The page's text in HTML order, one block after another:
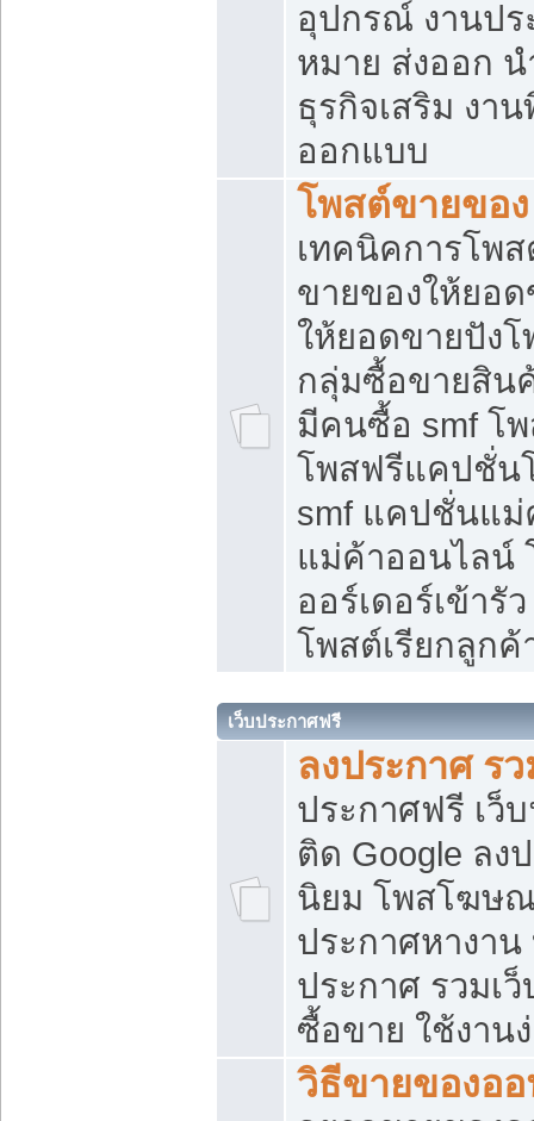
อุปกรณ์ งานป
หมาย ส่งออก น
ธุรกิจเสริม งา
ออกแบบ
โพสต์ขายของ
เทคนิคการโพ
ขายของให้ยอ
ให้ยอดขายปัง
กลุ่มซื้อขายสิน
มีคนซื้อ smf โ
โพสฟรีแคปชั่น
smf แคปชั่นแ
แม่ค้าออนไลน์
ออร์เดอร์เข้ารั
โพสต์เรียกลูกค้
เว็บประกาศฟรี
ลงประกาศ ร
ประกาศฟรี เว็
ติด Google ลง
นิยม โพสโฆษ
ประกาศหางาน
ประกาศ รวมเ
ซื้อขาย ใช้งาน
วิธีขายของอ